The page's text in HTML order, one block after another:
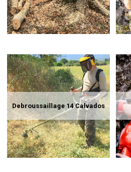
Debroussaillage 14 Calvados